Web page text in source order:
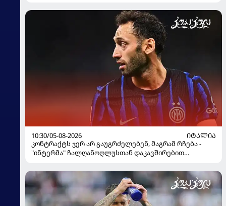
10:30/05-08-2026
ᲘᲢᲐᲚᲘᲐ
კონტრაქტს ჯერ არ გაუგრძელებენ, მაგრამ რჩება -
"ინტერმა" ჩალღანოღლუსთან დაკავშირებით